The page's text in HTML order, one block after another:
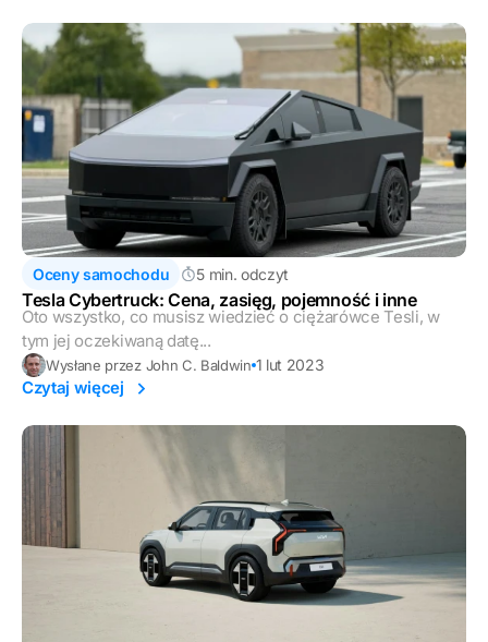
Oceny samochodu 5 min. odczyt
Tesla Cybertruck: Cena, zasięg, pojemność i inne
Oto wszystko, co musisz wiedzieć o ciężarówce Tesli, w
tym jej oczekiwaną datę...
Wysłane przez John C. Baldwin 1 lut 2023
Czytaj więcej